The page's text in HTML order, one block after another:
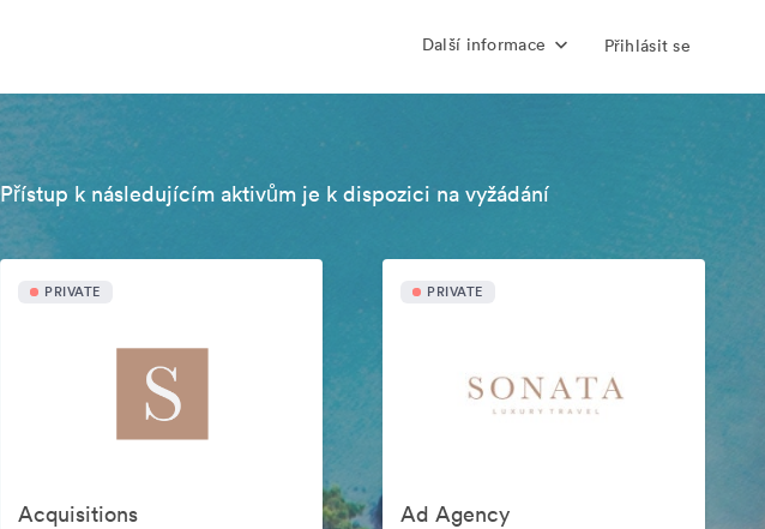
Další informace Přihlásit se
Přístup k následujícím aktivům je k dispozici na vyžádání
PRIVATE
Acquisitions
PRIVATE
Ad Agency